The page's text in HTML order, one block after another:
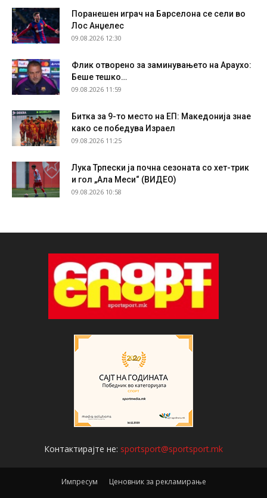
Поранешен играч на Барселона се сели во
Лос Анџелес
09.08.2026 12:30
Флик отворено за заминувањето на Араухо:
Беше тешко…
09.08.2026 11:59
Битка за 9-то место на ЕП: Македонија знае
како се победува Израел
09.08.2026 11:25
Лука Трпески ја почна сезоната со хет-трик
и гол „Ала Меси“ (ВИДЕО)
09.08.2026 10:58
Контактирајте не: sportsport@sportsport.mk
Импресум Ценовник за рекламирање